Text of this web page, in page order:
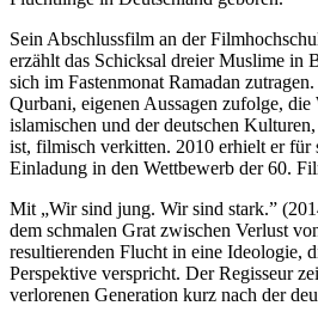
Sein Abschlussfilm an der
erzählt das Schicksal dreier Muslime in
sich im Fastenmonat Ramadan
Qurbani, eigenen Aussagen zufolge,
islamischen und der deutschen
ist, filmisch verkitten. 2010 erhielt er für
Einladung in den Wettbewerb der 60.
Mit „Wir sind jung. Wir sind stark.”
dem schmalen Grat zwischen Verlust
resultierenden Flucht in eine Ideologie,
Perspektive verspricht. Der Regisseur
verlorenen Generation kurz nach der